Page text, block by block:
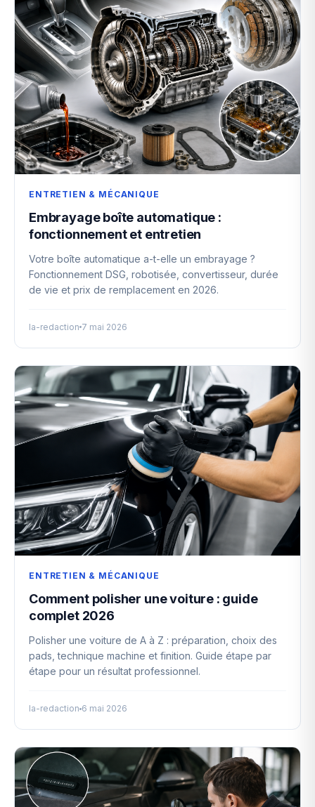
ENTRETIEN & MÉCANIQUE
Embrayage boîte automatique :
fonctionnement et entretien
Votre boîte automatique a-t-elle un embrayage ?
Fonctionnement DSG, robotisée, convertisseur, durée
de vie et prix de remplacement en 2026.
la-redaction 7 mai 2026
ENTRETIEN & MÉCANIQUE
Comment polisher une voiture : guide
complet 2026
Polisher une voiture de A à Z : préparation, choix des
pads, technique machine et finition. Guide étape par
étape pour un résultat professionnel.
la-redaction 6 mai 2026